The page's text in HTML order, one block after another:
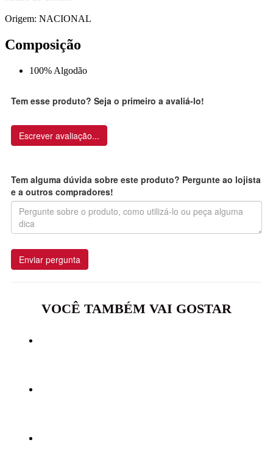
Origem: NACIONAL
Composição
100% Algodão
Tem esse produto? Seja o primeiro a avaliá-lo!
Escrever avaliação...
Tem alguma dúvida sobre este produto? Pergunte ao lojista
e a outros compradores!
Enviar pergunta
VOCÊ TAMBÉM VAI GOSTAR